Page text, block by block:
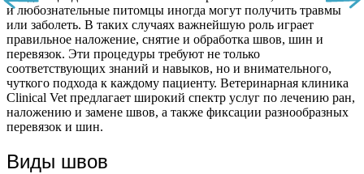
и любознательные питомцы иногда могут получить травмы
или заболеть. В таких случаях важнейшую роль играет
правильное наложение, снятие и обработка швов, шин и
перевязок. Эти процедуры требуют не только
соответствующих знаний и навыков, но и внимательного,
чуткого подхода к каждому пациенту. Ветеринарная клиника
Clinical Vet предлагает широкий спектр услуг по лечению ран,
наложению и замене швов, а также фиксации разнообразных
перевязок и шин.
Виды швов